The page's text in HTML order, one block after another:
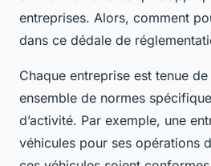
entreprises. Alors, comment
dans ce dédale de
Chaque entreprise est tenue
ensemble de normes
d’activité. Par exemple, une
véhicules pour ses opérations